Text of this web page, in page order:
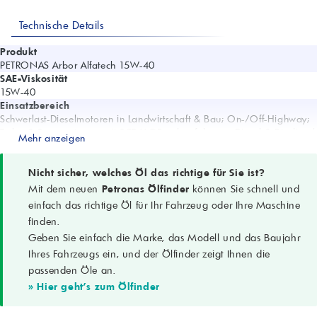
Technische Details
Produkt
PETRONAS Arbor Alfatech 15W-40
SAE-Viskosität
15W-40
Einsatzbereich
Schwerlast-Dieselmotoren in Landwirtschaft & Bau; On-/Off-Highway;
Turbo & Saugmotoren; mit SCR/AGR; schwefelarmer Diesel & Biodiesel
Spezifikationen
API CI-4, CH-4; ACEA E7; CAT ECF-2, ECF-1a; Global DHD-1; JASO
Zulassungen
Cummins CES 20078; Deutz DQC III; MACK EO-N; MTU-Ölkategorie
2; Renault VI RLD-2; Volvo VDS-3
OEM-Leistungsklassen
Cummins CES 20077/76/72/71; MAN M3275; MB 228.3; MAT
3507/3520/3622; MS 1120; NH 330H; SDFG OM-1991
Dichte (15 °C)
0,880 g/cm3 (ASTM D4052)
Kinem. Viskosität (100 °C)
14,5 mm2/s (ASTM D445)
Mehr anzeigen
Nicht sicher, welches Öl das richtige für Sie ist?
Mit dem neuen Petronas Ölfinder können Sie schnell und
einfach das richtige Öl für Ihr Fahrzeug oder Ihre Maschine
finden.
Geben Sie einfach die Marke, das Modell und das Baujahr
Ihres Fahrzeugs ein, und der Ölfinder zeigt Ihnen die
passenden Öle an.
» Hier geht's zum Ölfinder